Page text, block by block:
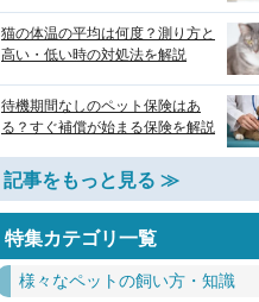
猫の体温の平均は何度？測り方と
高い・低い時の対処法を解説
待機期間なしのペット保険はあ
る？すぐ補償が始まる保険を解説
記事をもっと見る ≫
特集カテゴリ一覧
様々なペットの飼い方・知識